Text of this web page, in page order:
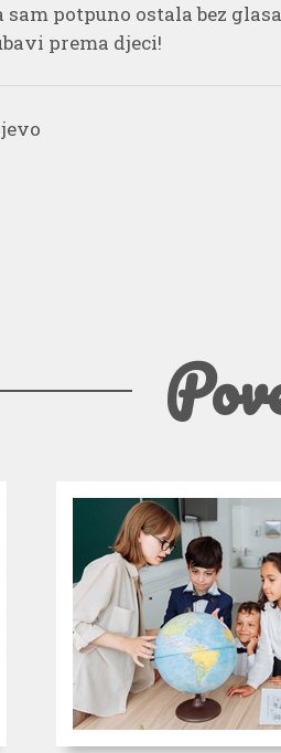
potpuno ostala bez
prema djeci!